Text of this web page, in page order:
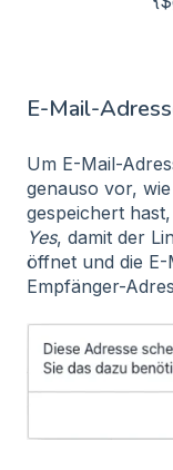
E-Mail-
Um E-Mail-
genauso vor,
gespeichert
Yes, damit der
öffnet und die E-
Empfänger-